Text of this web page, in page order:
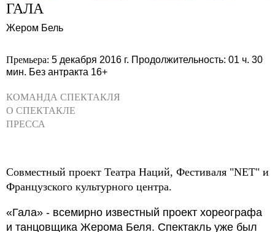
ГАЛА
Жером Бель
Премьера: 5 декабря 2016 г. Продолжительность: 01 ч. 30
мин. Без антракта 16+
КОМАНДА СПЕКТАКЛЯ
О СПЕКТАКЛЕ
ПРЕССА
Совместный проект Театра Наций, Фестиваля "NET" и
Французского культурного центра.
«Гала» - всемирно известный проект хореографа
и танцовщика Жерома Беля. Спектакль уже был